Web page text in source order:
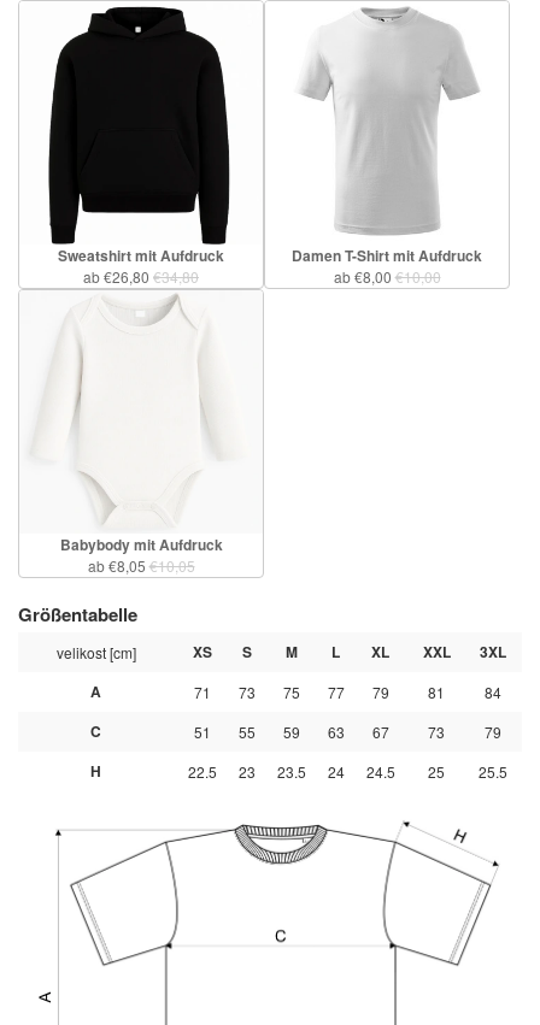
Sweatshirt mit Aufdruck
ab €26,80 €34,80
Damen T-Shirt mit Aufdruck
ab €8,00€10,00
Babybody mit Aufdruck
ab €8,05€10,05
Größentabelle
velikost [cm] XS S M L XL XXL
3XL
A
71 73 75 77 79 81 84
C 51 55 59 63 67 73 79
H 22.5 23 23.5 24 24.5 25 25.5